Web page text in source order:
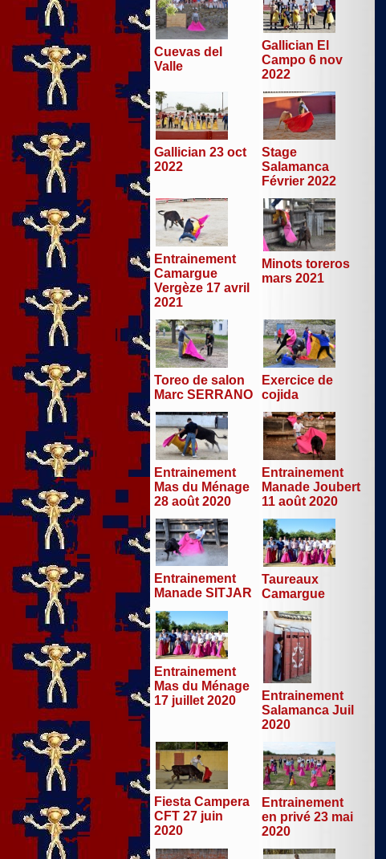
Cuevas del
Valle
Gallician El
Campo 6 nov
2022
Gallician 23 oct
2022
Stage
Salamanca
Février 2022
Entrainement
Camargue
Vergèze 17 avril
2021
Minots toreros
mars 2021
Toreo de salon
Marc SERRANO
Exercice de
cojida
Entrainement
Mas du Ménage
28 août 2020
Entrainement
Manade Joubert
11 août 2020
Entrainement
Manade SITJAR
Taureaux
Camargue
Entrainement
Mas du Ménage
17 juillet 2020
Entrainement
Salamanca Juil
2020
Fiesta Campera
CFT 27 juin
2020
Entrainement
en privé 23 mai
2020